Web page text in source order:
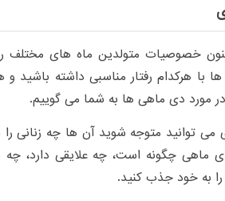
خصوصیات متولدین ماه های مختلف
ها با هرکدام رفتار مناسبی داشته
مورد دی ماهی ها به شما می گوییم.
توانید متوجه شوید آن ها چه زنانی را
دی ماهی چگونه است، چه علایقی دارد،
به خود جذب کنید.